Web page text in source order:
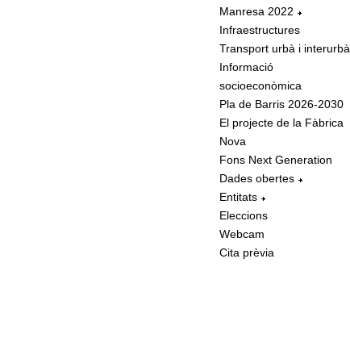
Manresa 2022
Infraestructures
Transport urbà i interurbà
Informació
socioeconòmica
Pla de Barris 2026-2030
El projecte de la Fàbrica
Nova
Fons Next Generation
Dades obertes
Entitats
Eleccions
Webcam
Cita prèvia